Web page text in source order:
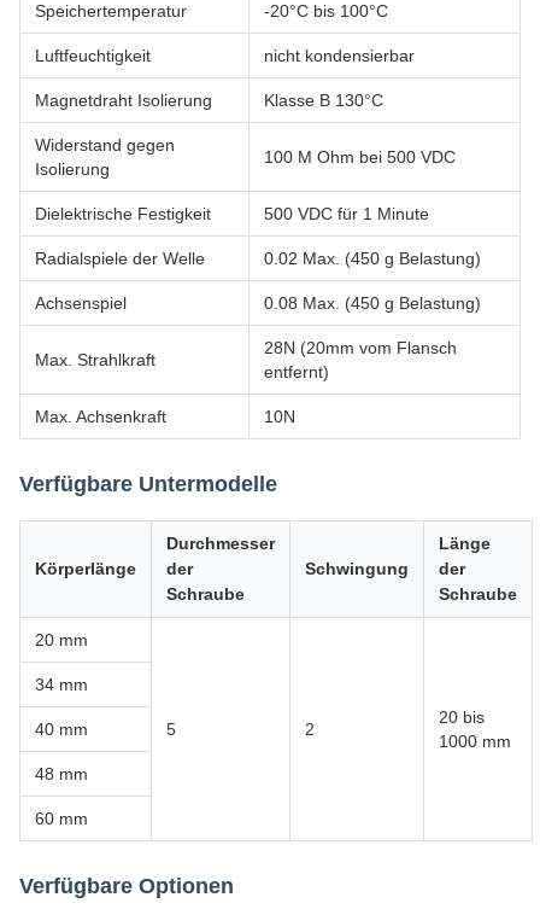
Speichertemperatur -20°C bis 100°C
Luftfeuchtigkeit nicht kondensierbar
Magnetdraht Isolierung Klasse B 130°C
Widerstand gegen
Isolierung
100 M Ohm bei 500 VDC
Dielektrische Festigkeit 500 VDC für 1 Minute
Radialspiele der Welle 0.02 Max. (450 g Belastung)
Achsenspiel 0.08 Max. (450 g Belastung)
Max. Strahlkraft
28N (20mm vom Flansch
entfernt)
Max. Achsenkraft 10N
Verfügbare Untermodelle
Körperlänge
Durchmesser
der
Schraube
Schwingung
Länge
der
Schraube
20 mm
5 2
20 bis
1000 mm
34 mm
40 mm
48 mm
60 mm
Verfügbare Optionen